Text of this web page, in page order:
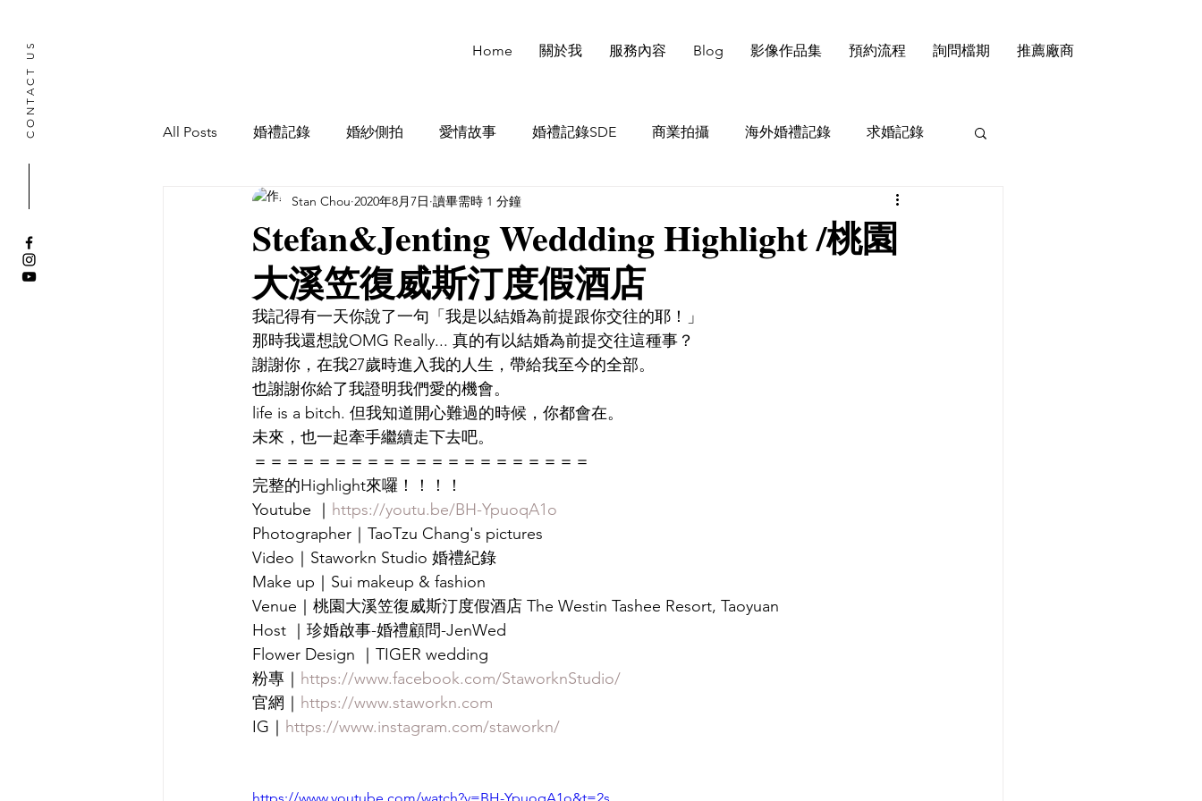
CONTACT US Home 關於我 服務內容 Blog 影像作品集 預約流程 詢問檔期 推薦廠商
All Posts 婚禮記錄 婚紗側拍 愛情故事 婚禮記錄SDE 商業拍攝 海外婚禮記錄 求婚記錄
寶寶抓周記錄
Stefan&Jenting Weddding Highlight /桃園
大溪笠復威斯汀度假酒店
Stan Chou 2020年8月7日 讀畢需時 1 分鐘
我記得有一天你說了一句「我是以結婚為前提跟你交往的耶！」
那時我還想說OMG Really... 真的有以結婚為前提交往這種事？
謝謝你，在我27歲時進入我的人生，帶給我至今的全部。
也謝謝你給了我證明我們愛的機會。
life is a bitch. 但我知道開心難過的時候，你都會在。
未來，也一起牽手繼續走下去吧。
＝＝＝＝＝＝＝＝＝＝＝＝＝＝＝＝＝＝＝＝＝
完整的Highlight來囉！！！！
Youtube ｜ https://youtu.be/BH-YpuoqA1o
Photographer｜TaoTzu Chang's pictures
Video｜Staworkn Studio 婚禮紀錄
Make up｜Sui makeup & fashion
Venue｜桃園大溪笠復威斯汀度假酒店 The Westin Tashee Resort, Taoyuan
Host ｜珍婚啟事-婚禮顧問-JenWed
Flower Design ｜TIGER wedding
粉專｜ https://www.facebook.com/StaworknStudio/
官網｜ https://www.staworkn.com
IG｜ https://www.instagram.com/staworkn/